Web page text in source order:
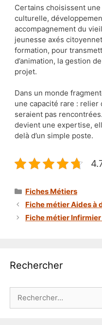
Certains choisissent
culturelle,
accompagnement du
jeunesse axés
formation, pour
d’animation, la gestion
projet.
Dans un monde
une capacité rare : relier
seraient pas
devient une expertise,
delà d’un simple poste.
Catégories
Fiches Métiers
Fiche métier Aides à
Fiche métier
Rechercher